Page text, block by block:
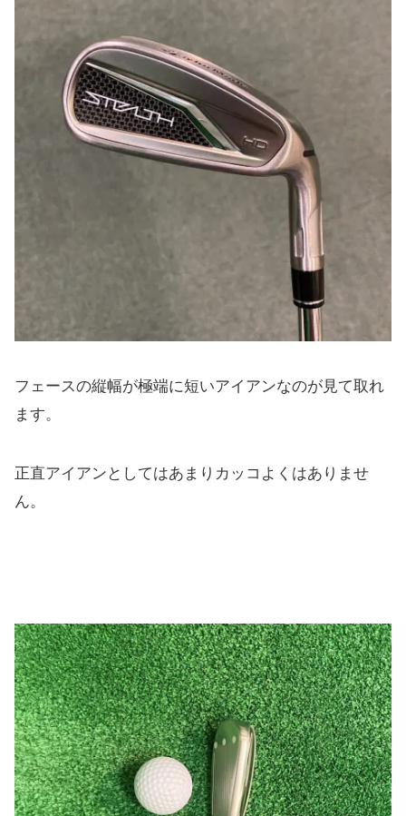
フェースの縦幅が極端に短いアイアンなのが見て取れ
ます。
正直アイアンとしてはあまりカッコよくはありませ
ん。